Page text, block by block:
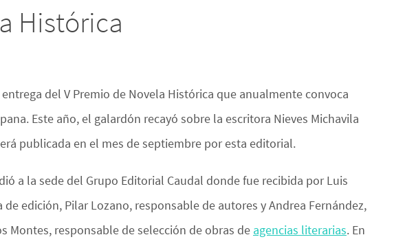
Histórica
del V Premio de Novela Histórica que anualmente convoca
Este año, el galardón recayó sobre la escritora Nieves Michavila
publicada en el mes de septiembre por esta editorial.
a la sede del Grupo Editorial Caudal donde fue recibida por Luis
edición, Pilar Lozano, responsable de autores y Andrea Fernández,
Montes, responsable de selección de obras de agencias literarias. En